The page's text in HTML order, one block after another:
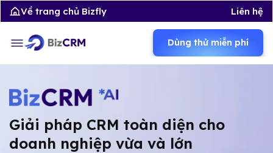
Về trang chủ Bizfly Liên hệ
Dùng thử miễn phí
Giải pháp CRM toàn diện cho
doanh nghiệp vừa và lớn